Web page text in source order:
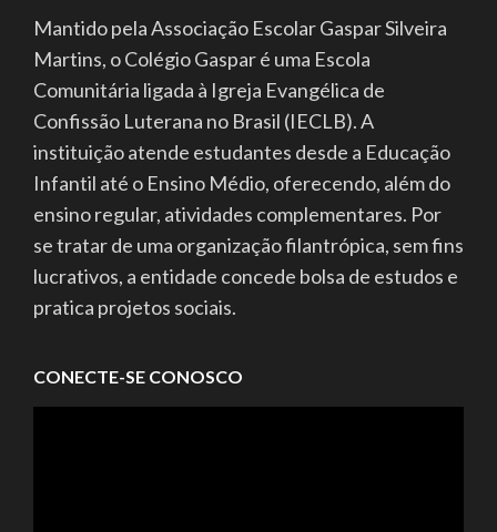
Mantido pela Associação Escolar Gaspar Silveira
Martins, o Colégio Gaspar é uma Escola
Comunitária ligada à Igreja Evangélica de
Confissão Luterana no Brasil (IECLB). A
instituição atende estudantes desde a Educação
Infantil até o Ensino Médio, oferecendo, além do
ensino regular, atividades complementares. Por
se tratar de uma organização filantrópica, sem fins
lucrativos, a entidade concede bolsa de estudos e
pratica projetos sociais.
CONECTE-SE CONOSCO